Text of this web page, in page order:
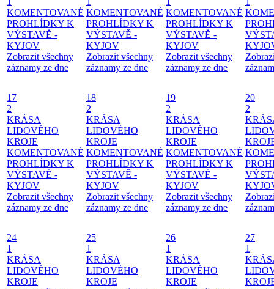
KOMENTOVANÉ
PROHLÍDKY K
VÝSTAVĚ -
KYJOV
Zobrazit všechny
záznamy ze dne
KOMENTOVANÉ
PROHLÍDKY K
VÝSTAVĚ -
KYJOV
Zobrazit všechny
záznamy ze dne
KOMENTOVANÉ
PROHLÍDKY K
VÝSTAVĚ -
KYJOV
Zobrazit všechny
záznamy ze dne
17
2
KRÁSA
LIDOVÉHO
KROJE
KOMENTOVANÉ
PROHLÍDKY K
VÝSTAVĚ -
KYJOV
Zobrazit všechny
záznamy ze dne
18
2
KRÁSA
LIDOVÉHO
KROJE
KOMENTOVANÉ
PROHLÍDKY K
VÝSTAVĚ -
KYJOV
Zobrazit všechny
záznamy ze dne
19
2
KRÁSA
LIDOVÉHO
KROJE
KOMENTOVANÉ
PROHLÍDKY K
VÝSTAVĚ -
KYJOV
Zobrazit všechny
záznamy ze dne
20
2
24
1
KRÁSA
LIDOVÉHO
KROJE
25
1
KRÁSA
LIDOVÉHO
KROJE
26
1
KRÁSA
LIDOVÉHO
KROJE
27
1